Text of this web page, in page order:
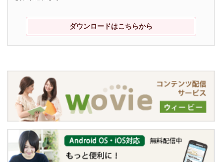
ダウンロードはこちらから